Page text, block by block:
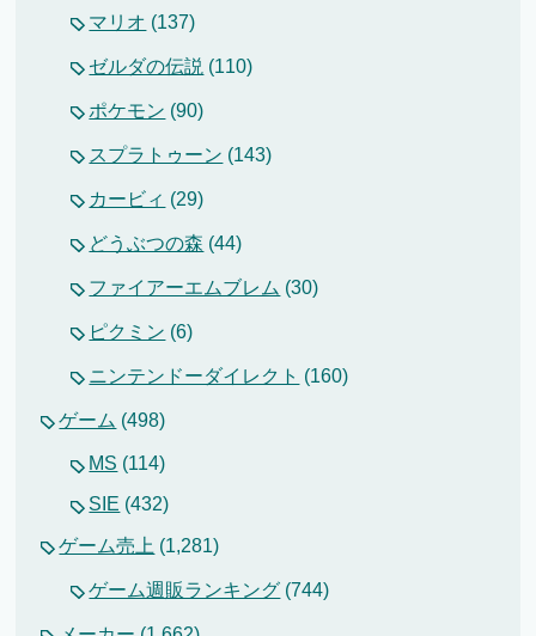
マリオ (137)
ゼルダの伝説 (110)
ポケモン (90)
スプラトゥーン (143)
カービィ (29)
どうぶつの森 (44)
ファイアーエムブレム (30)
ピクミン (6)
ニンテンドーダイレクト (160)
ゲーム (498)
MS (114)
SIE (432)
ゲーム売上 (1,281)
ゲーム週販ランキング (744)